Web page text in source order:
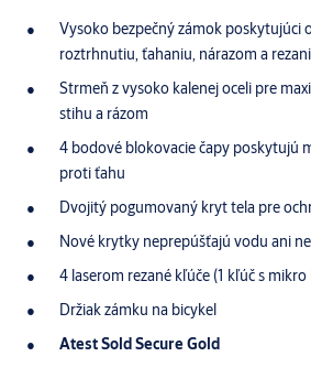
Vysoko bezpečný zámok poskytujúci
roztrhnutiu, ťahaniu, nárazom a
Strmeň z vysoko kalenej oceli pre
stihu a rázom
4 bodové blokovacie čapy poskytujú
proti ťahu
Dvojitý pogumovaný kryt tela pre
Nové krytky neprepúšťajú vodu ani
4 laserom rezané kľúče (1 kľúč s
Držiak zámku na bicykel
Atest Sold Secure Gold